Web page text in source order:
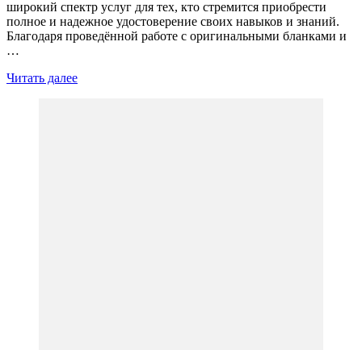
широкий спектр услуг для тех, кто стремится приобрести
полное и надежное удостоверение своих навыков и знаний.
Благодаря проведённой работе с оригинальными бланками и
…
Читать далее